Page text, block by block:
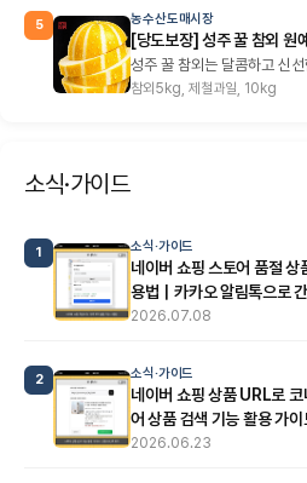
5 농수산도매시장
[당도보장] 성주 꿀 참외 원
성주 꿀 참외는 달콤하고 신
참외5kg, 제철과일, 10kg
소식·가이드
1 소식·가이드
네이버 쇼핑 스토어 품절 상
용법｜카카오 알림톡으로
2026.07.08
2 소식·가이드
네이버 쇼핑 상품 URL로
어 상품 검색 기능 활용 가이
2026.06.23